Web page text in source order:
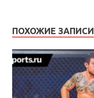
ПОХОЖИЕ ЗАПИСИ